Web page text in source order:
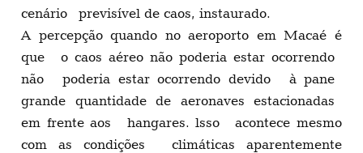
cenário previsível de caos, instaurado.
A percepção quando no aeroporto em Macaé é
que o caos aéreo não poderia estar ocorrendo
não poderia estar ocorrendo devido à pane
grande quantidade de aeronaves estacionadas
em frente aos hangares. lsso acontece mesmo
com as condições climáticas aparentemente